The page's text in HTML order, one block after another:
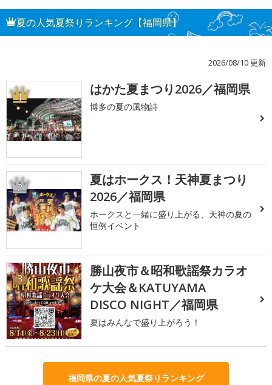
夏の人気夏祭りランキング【福岡県】
2026/08/10 更新
1 はかた夏まつり2026／福岡県
博多の夏の風物詩
2
夏はホークス！天神夏まつり
2026／福岡県
ホークスと一緒に盛り上がる、天神の夏の
恒例イベント
3
勝山夜市＆昭和歌謡祭カラオ
ケ大会＆KATUYAMA
DISCO NIGHT／福岡県
夏はみんなで盛り上がろう！
福岡県の夏の人気夏祭りランキング